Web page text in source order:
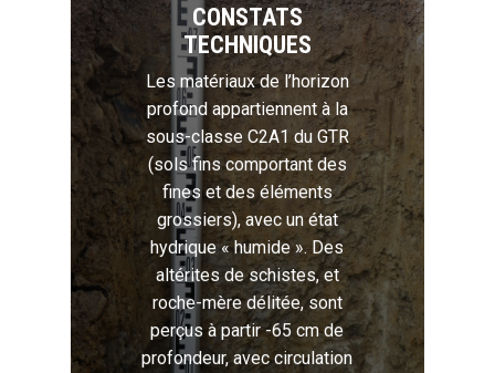
CONSTATS
TECHNIQUES
Les matériaux de l’horizon
profond appartiennent à la
sous-classe C2A1 du GTR
(sols fins comportant des
fines et des éléments
grossiers), avec un état
hydrique « humide ». Des
altérites de schistes, et
roche-mère délitée, sont
perçus à partir -65 cm de
profondeur, avec circulation